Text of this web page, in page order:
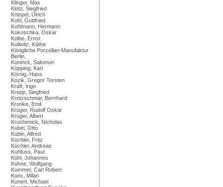
Klinger, Max
Klotz, Siegfried
Knispel, Ulrich
Kohl, Gottfried
Kohlmann, Hermann
Kokoschka, Oskar
Kolbe, Ernst
Kollwitz, Käthe
Königliche Porzellan-Manufaktur
Berlin,
Koninck, Salomon
Köpping, Karl
Körnig, Hans
Kozik, Gregor Torsten
Kraft, Ingo
Krepp, Siegfried
Kretzschmar, Bernhard
Kronke, Emil
Krüger, Rudolf Oskar
Krüger, Albert
Krushenick, Nicholas
Kubel, Otto
Kubin, Alfred
Küchler, Fritz
Küchler, Andreas
Kuhfuss, Paul
Kühl, Johannes
Kühne, Wolfgang
Kummer, Carl Robert
Kunc, Milan
Kunert, Michael